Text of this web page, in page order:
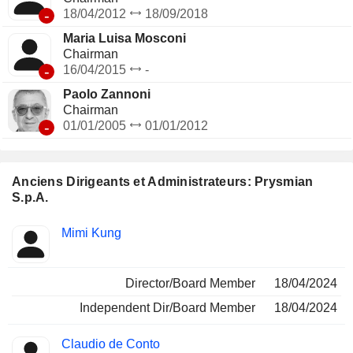
Anciens Dirigeants et Administrateurs: Prysmian
S.p.A.
Insider
Fonctions
Mimi Kung
Director/Board Member
18/04/2024
Independent Dir/Board Member
18/04/2024
Claudio de Conto
-
18/04/2012
18/09/2018
-
Maria Luisa Mosconi
Chairman
16/04/2015
-
-
Paolo Zannoni
Chairman
01/01/2005
01/01/2012